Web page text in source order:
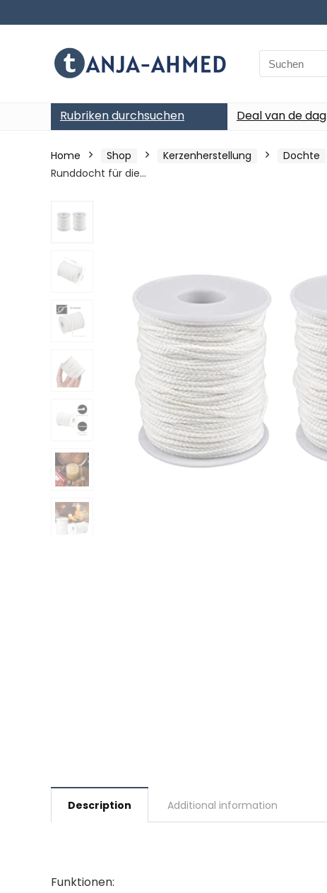
Search
for:
Rubriken durchsuchen Deal van de dag
Home Shop Kerzenherstellung Dochte
Runddocht für die…
Description Additional information
Funktionen: